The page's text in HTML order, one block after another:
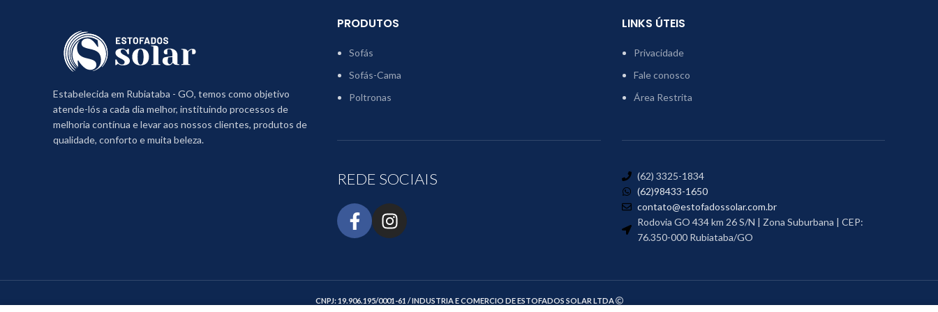
Estabelecida em Rubiataba - GO, temos como objetivo
atende-lós a cada dia melhor, instituindo processos de
melhoria contínua e levar aos nossos clientes, produtos de
qualidade, conforto e muita beleza.
PRODUTOS
Sofás
Sofás-Cama
Poltronas
REDE SOCIAIS
LINKS ÚTEIS
Privacidade
Fale conosco
Área Restrita
(62) 3325-1834
(62)98433-1650
contato@estofadossolar.com.br
Rodovia GO 434 km 26 S/N | Zona Suburbana | CEP:
76.350-000 Rubiataba/GO
CNPJ: 19.906.195/0001-61 / INDUSTRIA E COMERCIO DE ESTOFADOS SOLAR LTDA